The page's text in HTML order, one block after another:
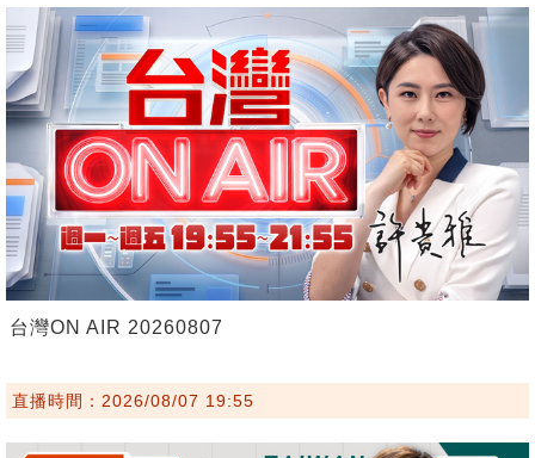
台灣ON AIR 20260807
直播時間：2026/08/07 19:55